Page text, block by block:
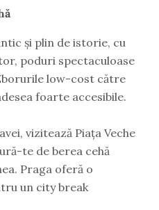
și plin de istorie, cu
poduri spectaculoase
low-cost către
foarte accesibile.
vizitează Piața Veche
te de berea cehă
Praga oferă o
un city break